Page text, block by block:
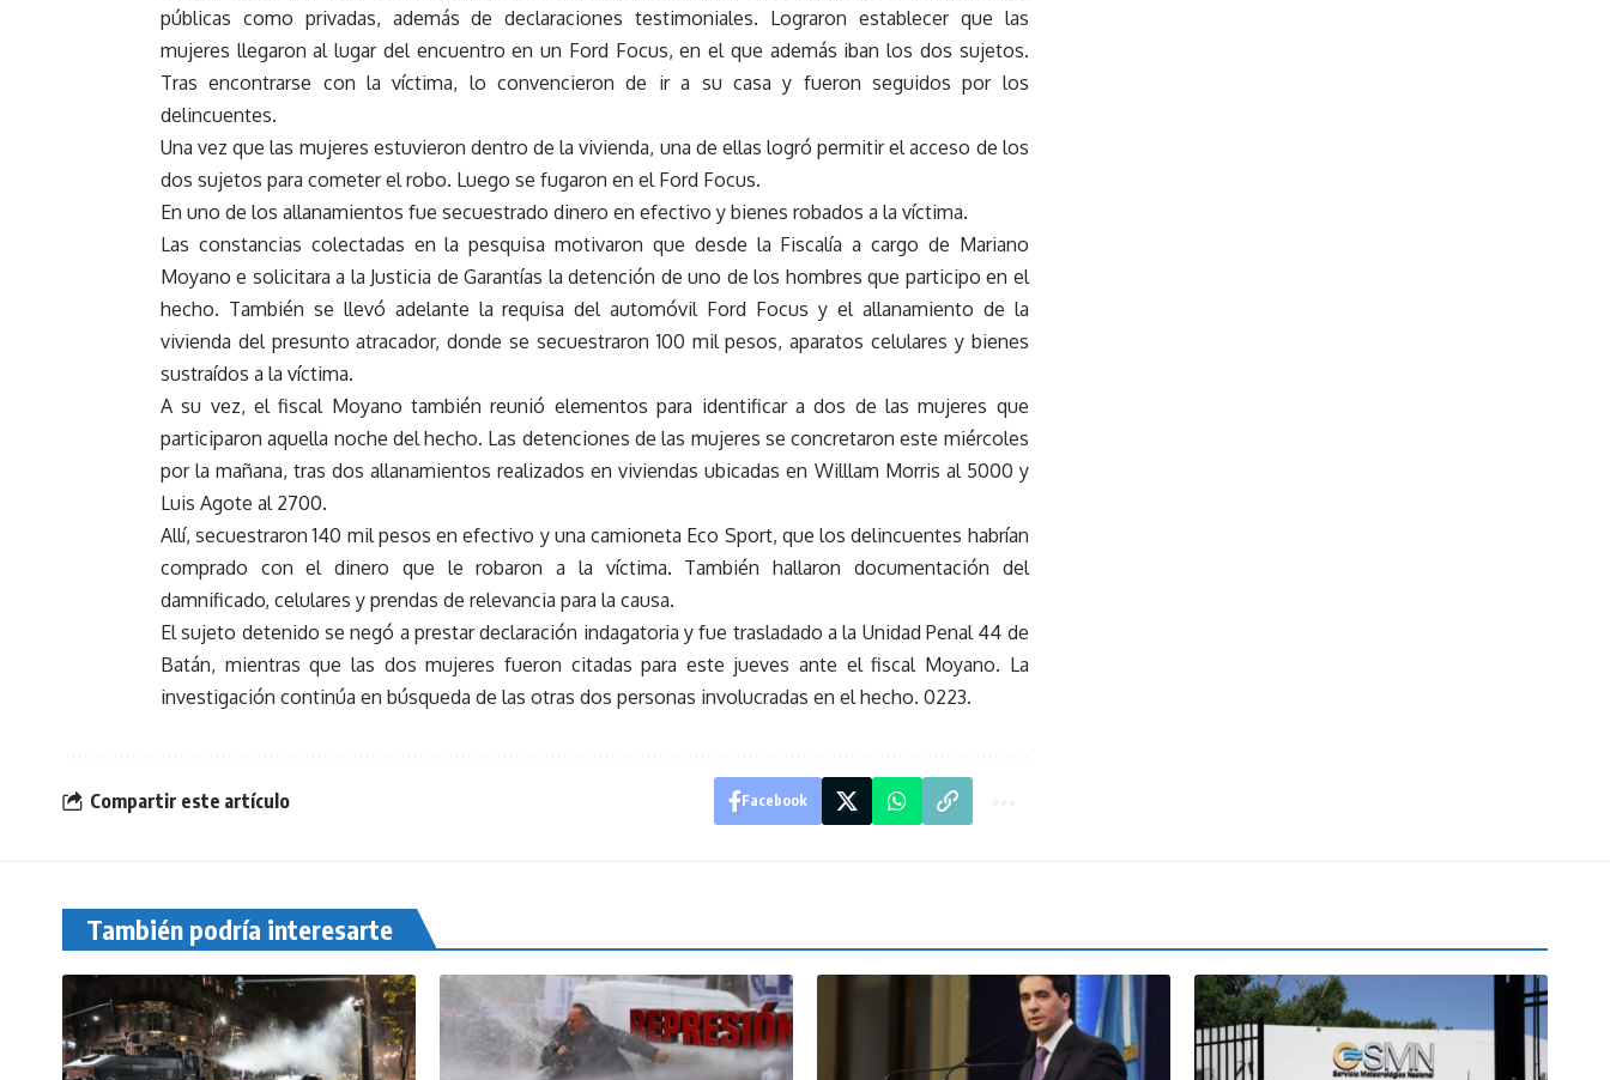
públicas como privadas, además de declaraciones testimoniales. Lograron establecer que las
mujeres llegaron al lugar del encuentro en un Ford Focus, en el que además iban los dos sujetos.
Tras encontrarse con la víctima, lo convencieron de ir a su casa y fueron seguidos por los
delincuentes.
Una vez que las mujeres estuvieron dentro de la vivienda, una de ellas logró permitir el acceso de los
dos sujetos para cometer el robo. Luego se fugaron en el Ford Focus.
En uno de los allanamientos fue secuestrado dinero en efectivo y bienes robados a la víctima.
Las constancias colectadas en la pesquisa motivaron que desde la Fiscalía a cargo de Mariano
Moyano e solicitara a la Justicia de Garantías la detención de uno de los hombres que participo en el
hecho. También se llevó adelante la requisa del automóvil Ford Focus y el allanamiento de la
vivienda del presunto atracador, donde se secuestraron 100 mil pesos, aparatos celulares y bienes
sustraídos a la víctima.
A su vez, el fiscal Moyano también reunió elementos para identificar a dos de las mujeres que
participaron aquella noche del hecho. Las detenciones de las mujeres se concretaron este miércoles
por la mañana, tras dos allanamientos realizados en viviendas ubicadas en Willlam Morris al 5000 y
Luis Agote al 2700.
Allí, secuestraron 140 mil pesos en efectivo y una camioneta Eco Sport, que los delincuentes habrían
comprado con el dinero que le robaron a la víctima. También hallaron documentación del
damnificado, celulares y prendas de relevancia para la causa.
El sujeto detenido se negó a prestar declaración indagatoria y fue trasladado a la Unidad Penal 44 de
Batán, mientras que las dos mujeres fueron citadas para este jueves ante el fiscal Moyano. La
investigación continúa en búsqueda de las otras dos personas involucradas en el hecho. 0223.
Compartir este artículo Facebook
También podría interesarte